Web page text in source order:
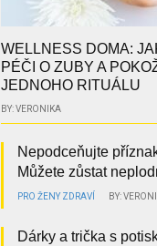
WELLNESS DOMA:
PÉČI O ZUBY A
JEDNOHO RITUÁLU
BY: VERONIKA
Nepodceňujte
Můžete zůstat
PRO ŽENY ZDRAVÍ BY:
Dárky a trička s